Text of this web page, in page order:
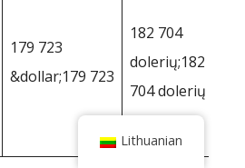
179 723
&dollar;179 723
182 704
dolerių;182
704 dolerių
Lithuanian